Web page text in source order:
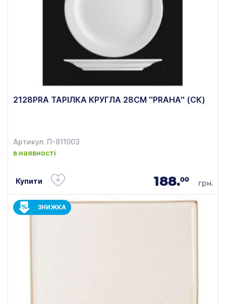
2128PRA ТАРІЛКА КРУГЛА 28СМ ''PRAHA'' (СК)
Артикул: П-811003
в наявності
Купити 188.00 грн.
ЗНИЖКА